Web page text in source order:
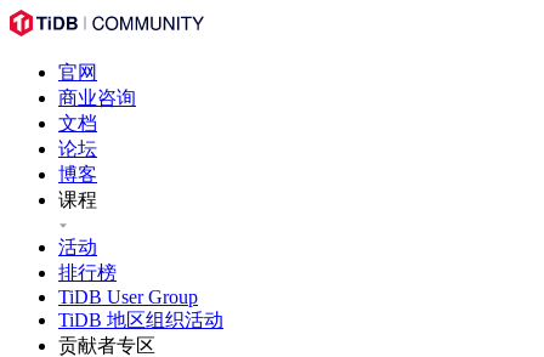
官网
商业咨询
文档
论坛
博客
课程
活动
排行榜
TiDB User Group
TiDB 地区组织活动
贡献者专区